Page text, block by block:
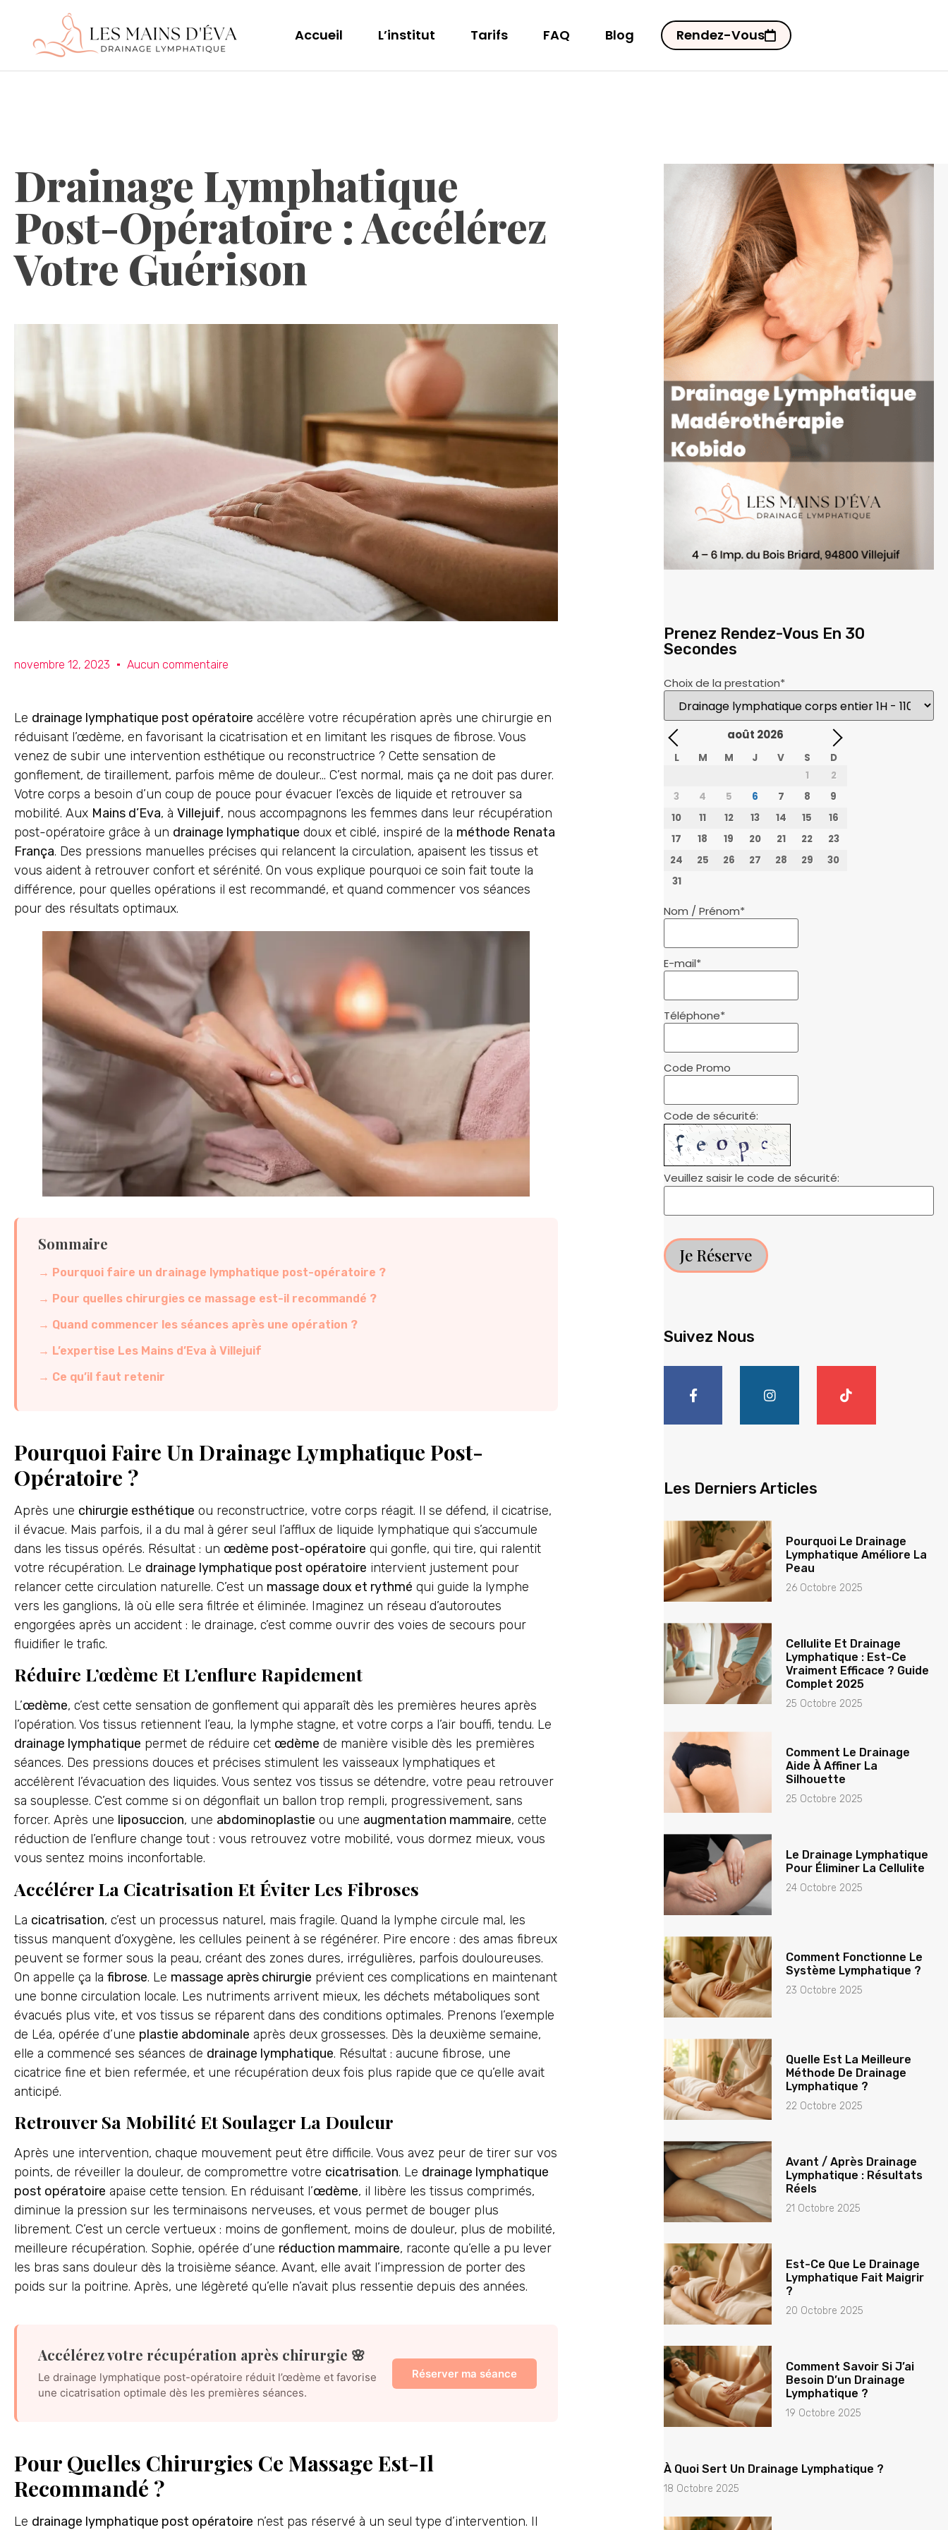
Accueil L’institut Tarifs FAQ Blog Rendez-Vous
Drainage Lymphatique
Post-Opératoire : Accélérez
Votre Guérison
novembre 12, 2023 Aucun commentaire
Le drainage lymphatique post opératoire accélère votre récupération après une chirurgie en
réduisant l’œdème, en favorisant la cicatrisation et en limitant les risques de fibrose. Vous
venez de subir une intervention esthétique ou reconstructrice ? Cette sensation de
gonflement, de tiraillement, parfois même de douleur… C’est normal, mais ça ne doit pas durer.
Votre corps a besoin d’un coup de pouce pour évacuer l’excès de liquide et retrouver sa
mobilité. Aux Mains d’Eva, à Villejuif, nous accompagnons les femmes dans leur récupération
post-opératoire grâce à un drainage lymphatique doux et ciblé, inspiré de la méthode Renata
França. Des pressions manuelles précises qui relancent la circulation, apaisent les tissus et
vous aident à retrouver confort et sérénité. On vous explique pourquoi ce soin fait toute la
différence, pour quelles opérations il est recommandé, et quand commencer vos séances
pour des résultats optimaux.
Sommaire
Pourquoi faire un drainage lymphatique post-opératoire ?
Pour quelles chirurgies ce massage est-il recommandé ?
Quand commencer les séances après une opération ?
L’expertise Les Mains d’Eva à Villejuif
Ce qu’il faut retenir
Pourquoi Faire Un Drainage Lymphatique Post-
Opératoire ?
Après une chirurgie esthétique ou reconstructrice, votre corps réagit. Il se défend, il cicatrise,
il évacue. Mais parfois, il a du mal à gérer seul l’afflux de liquide lymphatique qui s’accumule
dans les tissus opérés. Résultat : un œdème post-opératoire qui gonfle, qui tire, qui ralentit
votre récupération. Le drainage lymphatique post opératoire intervient justement pour
relancer cette circulation naturelle. C’est un massage doux et rythmé qui guide la lymphe
vers les ganglions, là où elle sera filtrée et éliminée. Imaginez un réseau d’autoroutes
engorgées après un accident : le drainage, c’est comme ouvrir des voies de secours pour
fluidifier le trafic.
Réduire L’œdème Et L’enflure Rapidement
L’œdème, c’est cette sensation de gonflement qui apparaît dès les premières heures après
l’opération. Vos tissus retiennent l’eau, la lymphe stagne, et votre corps a l’air bouffi, tendu. Le
drainage lymphatique permet de réduire cet œdème de manière visible dès les premières
séances. Des pressions douces et précises stimulent les vaisseaux lymphatiques et
accélèrent l’évacuation des liquides. Vous sentez vos tissus se détendre, votre peau retrouver
sa souplesse. C’est comme si on dégonflait un ballon trop rempli, progressivement, sans
forcer. Après une liposuccion, une abdominoplastie ou une augmentation mammaire, cette
réduction de l’enflure change tout : vous retrouvez votre mobilité, vous dormez mieux, vous
vous sentez moins inconfortable.
Accélérer La Cicatrisation Et Éviter Les Fibroses
La cicatrisation, c’est un processus naturel, mais fragile. Quand la lymphe circule mal, les
tissus manquent d’oxygène, les cellules peinent à se régénérer. Pire encore : des amas fibreux
peuvent se former sous la peau, créant des zones dures, irrégulières, parfois douloureuses.
On appelle ça la fibrose. Le massage après chirurgie prévient ces complications en maintenant
une bonne circulation locale. Les nutriments arrivent mieux, les déchets métaboliques sont
évacués plus vite, et vos tissus se réparent dans des conditions optimales. Prenons l’exemple
de Léa, opérée d’une plastie abdominale après deux grossesses. Dès la deuxième semaine,
elle a commencé ses séances de drainage lymphatique. Résultat : aucune fibrose, une
cicatrice fine et bien refermée, et une récupération deux fois plus rapide que ce qu’elle avait
anticipé.
Retrouver Sa Mobilité Et Soulager La Douleur
Après une intervention, chaque mouvement peut être difficile. Vous avez peur de tirer sur vos
points, de réveiller la douleur, de compromettre votre cicatrisation. Le drainage lymphatique
post opératoire apaise cette tension. En réduisant l’œdème, il libère les tissus comprimés,
diminue la pression sur les terminaisons nerveuses, et vous permet de bouger plus
librement. C’est un cercle vertueux : moins de gonflement, moins de douleur, plus de mobilité,
meilleure récupération. Sophie, opérée d’une réduction mammaire, raconte qu’elle a pu lever
les bras sans douleur dès la troisième séance. Avant, elle avait l’impression de porter des
poids sur la poitrine. Après, une légèreté qu’elle n’avait plus ressentie depuis des années.
Accélérez votre récupération après chirurgie 🌸
Le drainage lymphatique post-opératoire réduit l’œdème et favorise
une cicatrisation optimale dès les premières séances.
Réserver ma séance
Pour Quelles Chirurgies Ce Massage Est-Il
Recommandé ?
Le drainage lymphatique post opératoire n’est pas réservé à un seul type d’intervention. Il
Prenez Rendez-Vous En 30
Secondes
Choix de la prestation*
août 2026
L M M J V S
D
1
2
3
4 5 6 7 8
9
10
11 12 13 14 15
16
17
18 19 20 21 22
23
24
25 26 27 28 29
30
31
Nom / Prénom*
E-mail*
Téléphone*
Code Promo
Code de sécurité:
Veuillez saisir le code de sécurité:
Je Réserve
Suivez Nous
Les Derniers Articles
Pourquoi Le Drainage
Lymphatique Améliore La
Peau
26 Octobre 2025
Cellulite Et Drainage
Lymphatique : Est-Ce
Vraiment Efficace ? Guide
Complet 2025
25 Octobre 2025
Comment Le Drainage
Aide À Affiner La
Silhouette
25 Octobre 2025
Le Drainage Lymphatique
Pour Éliminer La Cellulite
24 Octobre 2025
Comment Fonctionne Le
Système Lymphatique ?
23 Octobre 2025
Quelle Est La Meilleure
Méthode De Drainage
Lymphatique ?
22 Octobre 2025
Avant / Après Drainage
Lymphatique : Résultats
Réels
21 Octobre 2025
Est-Ce Que Le Drainage
Lymphatique Fait Maigrir
?
20 Octobre 2025
Comment Savoir Si J’ai
Besoin D’un Drainage
Lymphatique ?
19 Octobre 2025
À Quoi Sert Un Drainage Lymphatique ?
18 Octobre 2025